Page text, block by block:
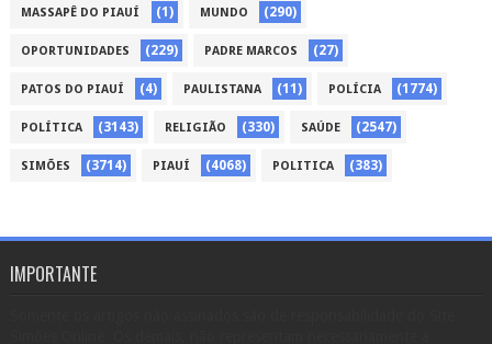
MASSAPÊ DO PIAUÍ (1) MUNDO (290)
OPORTUNIDADES (229) PADRE MARCOS (27)
PATOS DO PIAUÍ (4) PAULISTANA (11) POLÍCIA (1774)
POLÍTICA (3143) RELIGIÃO (330) SAÚDE (2547)
SIMÕES (3714) PIAUÍ (4068) POLITICA (383)
IMPORTANTE